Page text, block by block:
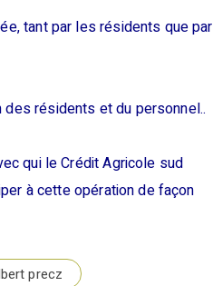
tant par les résidents que par
des résidents et du personnel..
qui le Crédit Agricole sud
à cette opération de façon
precz